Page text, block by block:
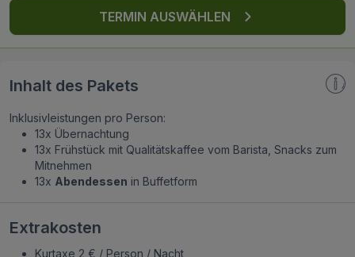
TERMIN AUSWÄHLEN
Inhalt des Pakets
Inklusivleistungen pro Person:
13x Übernachtung
13x Frühstück mit Qualitätskaffee vom Barista, Snacks zum
Mitnehmen
13x Abendessen in Buffetform
Extrakosten
Kurtaxe 2 € / Person / Nacht